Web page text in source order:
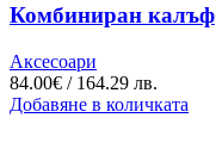
Комбиниран калъф
Аксесоари
84.00€ / 164.29 лв.
Добавяне в количката